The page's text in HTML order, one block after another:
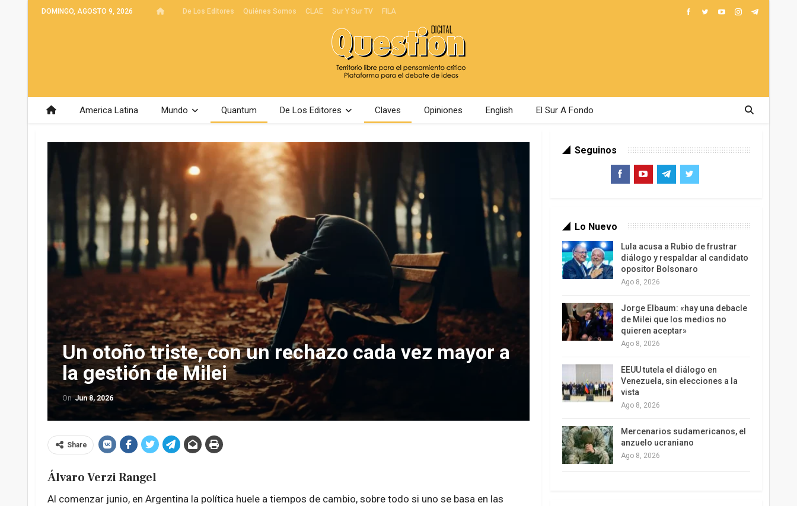
DOMINGO, AGOSTO 9, 2026 De Los Editores Quiénes Somos CLAE Sur Y Sur TV FILA
America Latina Mundo Quantum De Los Editores Claves Opiniones English El Sur A Fondo
Un otoño triste, con un rechazo cada vez mayor a
la gestión de Milei
OnJun 8, 2026
Share
Álvaro Verzi Rangel
Al comenzar junio, en Argentina la política huele a tiempos de cambio, sobre todo si uno se basa en las
Seguinos
Lo Nuevo
Lula acusa a Rubio de frustrar
diálogo y respaldar al candidato
opositor Bolsonaro
Ago 8, 2026
Jorge Elbaum: «hay una debacle
de Milei que los medios no
quieren aceptar»
Ago 8, 2026
EEUU tutela el diálogo en
Venezuela, sin elecciones a la
vista
Ago 8, 2026
Mercenarios sudamericanos, el
anzuelo ucraniano
Ago 8, 2026